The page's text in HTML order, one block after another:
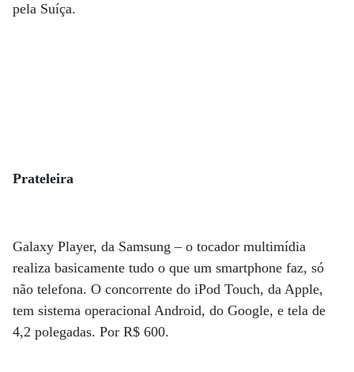
pela Suíça.
Prateleira
Galaxy Player, da Samsung – o tocador multimídia
realiza basicamente tudo o que um smartphone faz, só
não telefona. O concorrente do iPod Touch, da Apple,
tem sistema operacional Android, do Google, e tela de
4,2 polegadas. Por R$ 600.